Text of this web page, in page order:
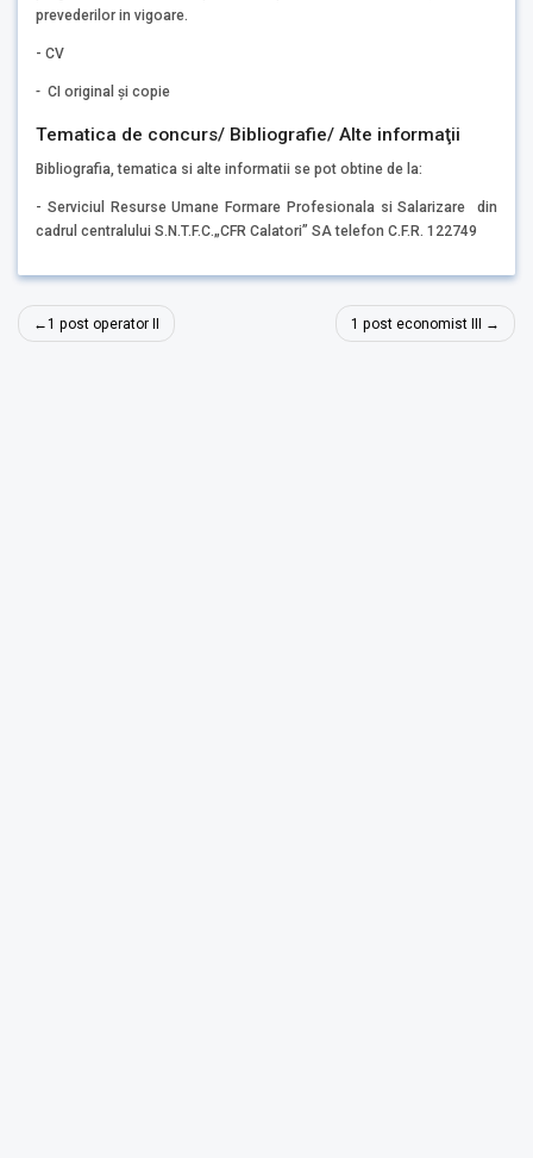
prevederilor in vigoare.
- CV
- CI original și copie
Tematica de concurs/ Bibliografie/ Alte informaţii
Bibliografia, tematica si alte informatii se pot obtine de la:
- Serviciul Resurse Umane Formare Profesionala si Salarizare din
cadrul centralului S.N.T.F.C.„CFR Calatori” SA telefon C.F.R. 122749
Navigare
în
1 post operator II 1 post economist III